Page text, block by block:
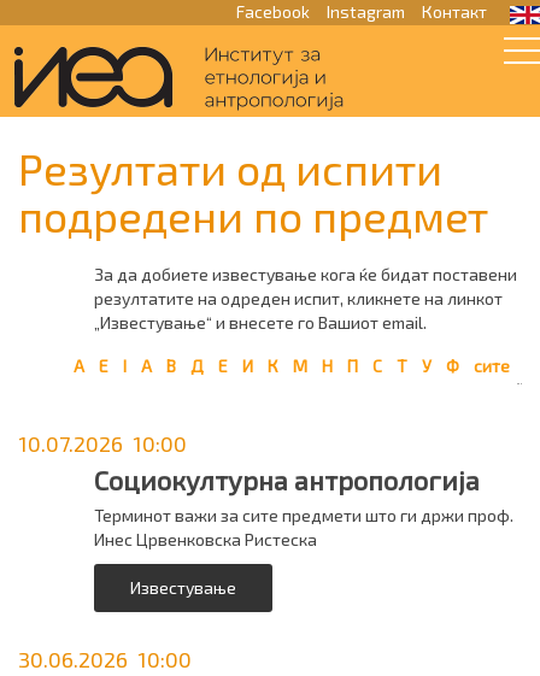
Facebook Instagram Контакт
Резултати од испити
подредени по предмет
За да добиете известување кога ќе бидат поставени
резултатите на одреден испит, кликнете на линкот
„Известување“ и внесете го Вашиот email.
A E I А В Д Е И К М Н П С Т У Ф сите
10.07.2026 10:00
Социокултурна антропологија
Терминот важи за сите предмети што ги држи проф.
Инес Црвенковска Ристеска
Известување
30.06.2026 10:00